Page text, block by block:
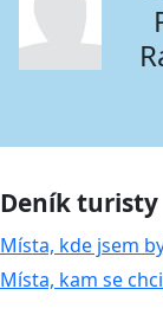
MOJE
Deník turisty
Místa, kde jsem
Místa, kam se